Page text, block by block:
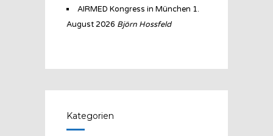
AIRMED Kongress in München 1.
August 2026 Björn Hossfeld
Kategorien